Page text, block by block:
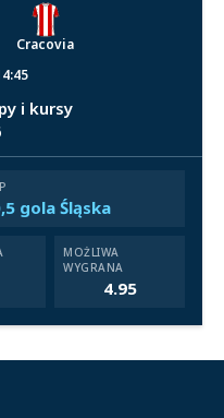
Cracovia
i kursy
gola Śląska
MOŻLIWA
WYGRANA
4.95